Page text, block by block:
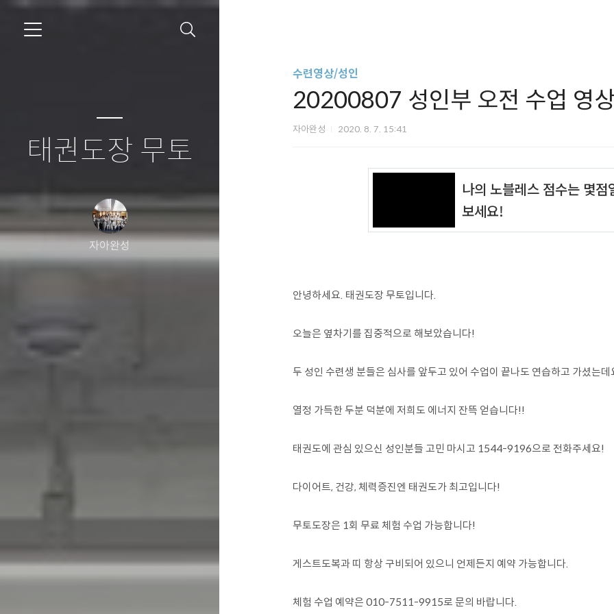
태권도장 무토
자아완성
수련영상/성인
20200807 성인부 오전 수업 영
자아완성 2020. 8. 7. 15:41
안녕하세요. 태권도장 무토입니다.
오늘은 옆차기를 집중적으로 해보았습니다!
두 성인 수련생 분들은 심사를 앞두고 있어 수업이 끝나도 연습하고 가셨는데
열정 가득한 두분 덕분에 저희도 에너지 잔뜩 얻습니다!!
태권도에 관심 있으신 성인분들 고민 마시고 1544-9196으로 전화주세요!
다이어트, 건강, 체력증진엔 태권도가 최고입니다!
무토도장은 1회 무료 체험 수업 가능합니다!
게스트도복과 띠 항상 구비되어 있으니 언제든지 예약 가능합니다.
체험 수업 예약은 010-7511-9915로 문의 바랍니다.